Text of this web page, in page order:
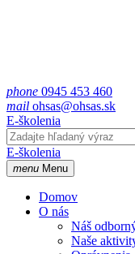
phone 0945 453 460
mail ohsas@ohsas.sk
E-školenia
E-školenia
menu Menu
Domov
O nás
Náš
Naše